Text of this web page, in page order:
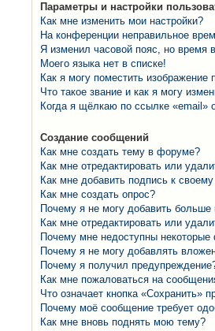
Параметры и настройки
Как мне изменить мои настройки?
На конференции неправильное
Я изменил часовой пояс, но время
Моего языка нет в списке!
Как я могу поместить
Что такое звание и как я могу
Когда я щёлкаю по ссылке «email»
Создание сообщений
Как мне создать тему в форуме?
Как мне отредактировать или
Как мне добавить подпись к
Как мне создать опрос?
Почему я не могу добавить больше
Как мне отредактировать или
Почему мне недоступны
Почему я не могу добавлять
Почему я получил
Как мне пожаловаться на
Что означает кнопка «Сохранить»
Почему моё сообщение требует
Как мне вновь поднять мою тему?